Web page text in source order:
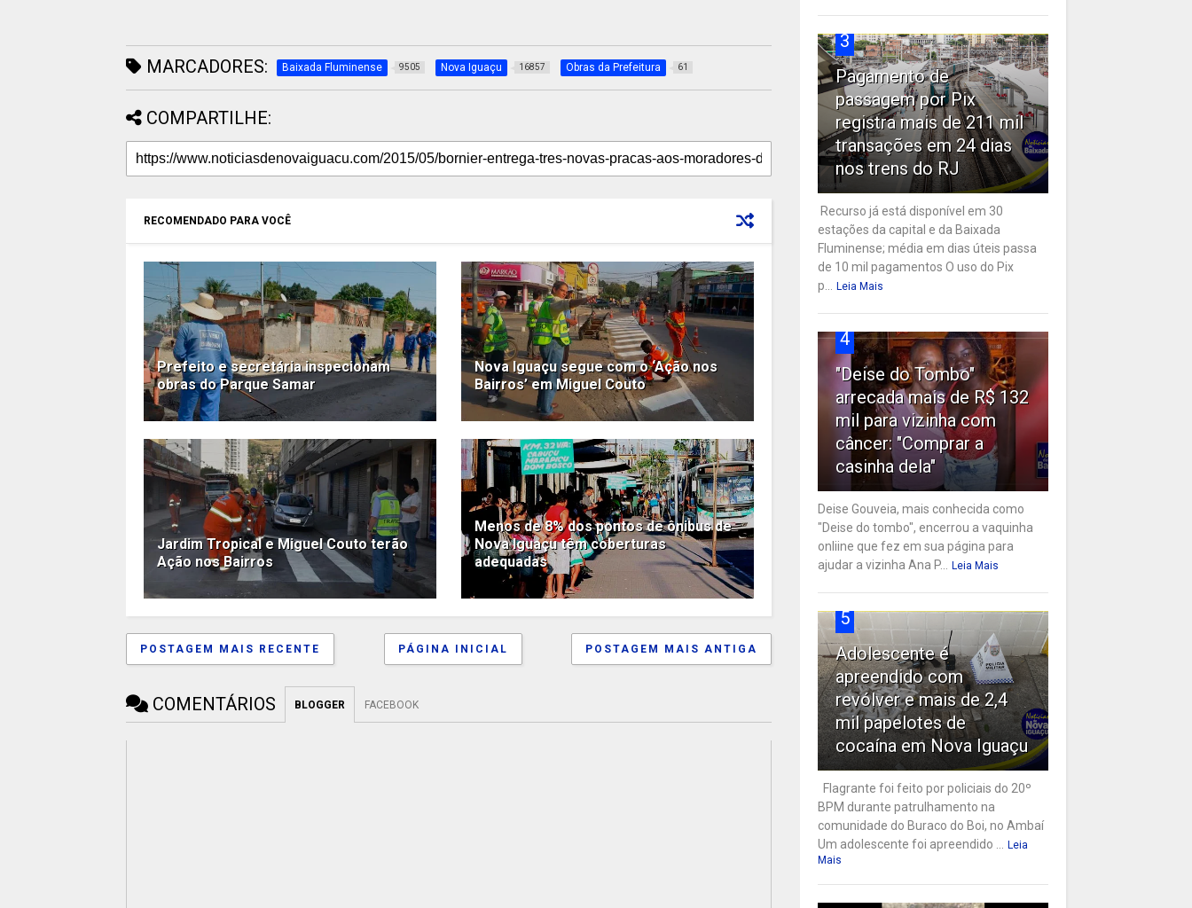
MARCADORES: Baixada Fluminense 9505 Nova Iguaçu 16857 Obras da Prefeitura 61
COMPARTILHE:
RECOMENDADO PARA VOCÊ
Prefeito e secretária inspecionam
obras do Parque Samar
Nova Iguaçu segue com o ‘Ação nos
Bairros’ em Miguel Couto
Jardim Tropical e Miguel Couto terão
Ação nos Bairros
Menos de 8% dos pontos de ônibus de
Nova Iguaçu têm coberturas
adequadas
POSTAGEM MAIS RECENTE POSTAGEM MAIS ANTIGA
PÁGINA INICIAL
COMENTÁRIOS BLOGGER FACEBOOK
3
Pagamento de
passagem por Pix
registra mais de 211 mil
transações em 24 dias
nos trens do RJ
Recurso já está disponível em 30
estações da capital e da Baixada
Fluminense; média em dias úteis passa
de 10 mil pagamentos O uso do Pix
p...
Leia Mais
4
"Deise do Tombo"
arrecada mais de R$ 132
mil para vizinha com
câncer: "Comprar a
casinha dela"
Deise Gouveia, mais conhecida como
"Deise do tombo", encerrou a vaquinha
onliine que fez em sua página para
ajudar a vizinha Ana P...
Leia Mais
5
Adolescente é
apreendido com
revólver e mais de 2,4
mil papelotes de
cocaína em Nova Iguaçu
Flagrante foi feito por policiais do 20º
BPM durante patrulhamento na
comunidade do Buraco do Boi, no Ambaí
Um adolescente foi apreendido ...
Leia
Mais